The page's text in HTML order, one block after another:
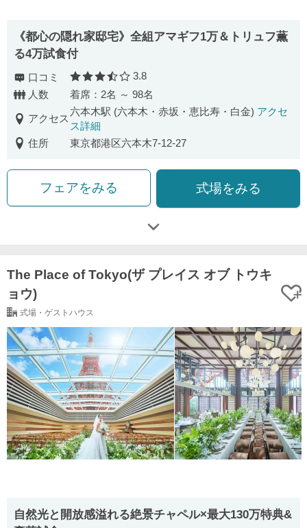
《都心の隠れ家邸宅》全組アマギフ1万＆トリュフ薫
る4万試食付
口コミ 口コミ評価
3.8
人数
着席：2名 ～ 98名
アクセス
六本木駅 (六本木・赤坂・恵比寿・白金) アクセ
ス詳細
住所
東京都港区六本木7-12-27
フェアをみる 式場をみる
The Place of Tokyo(ザ プレイス オブ トウキ
ョウ)
式場・ゲストハウス
自然光と開放感溢れる絶景チャペル×最大130万特典&